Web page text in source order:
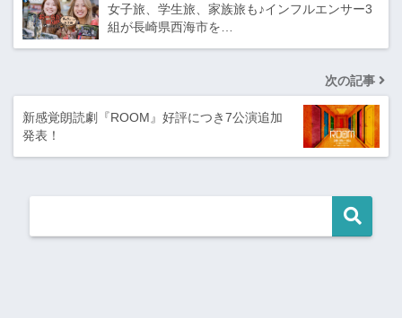
女子旅、学生旅、家族旅も♪インフルエンサー3
組が長崎県西海市を…
次の記事
新感覚朗読劇『ROOM』好評につき7公演追加
発表！